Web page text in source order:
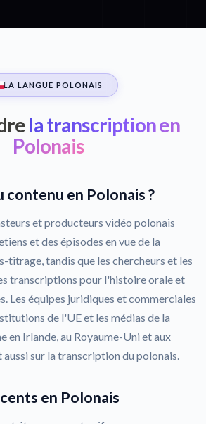
LA LANGUE POLONAIS
la transcription en
Polonais
contenu en Polonais ?
et producteurs vidéo polonais
et des épisodes en vue de la
titrage, tandis que les chercheurs et les
transcriptions pour l'histoire orale et
Les équipes juridiques et commerciales
de l'UE et les médias de la
en Irlande, au Royaume-Uni et aux
sur la transcription du polonais.
en Polonais